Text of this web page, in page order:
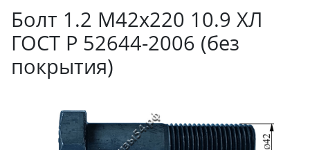
Болт 1.2 М42х220 10.9 ХЛ
ГОСТ Р 52644-2006 (без
покрытия)